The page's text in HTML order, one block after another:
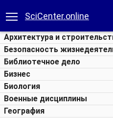
SciCenter.online
Архитектура и
Безопасность
Библиотечное дело
Бизнес
Биология
Военные дисциплины
География